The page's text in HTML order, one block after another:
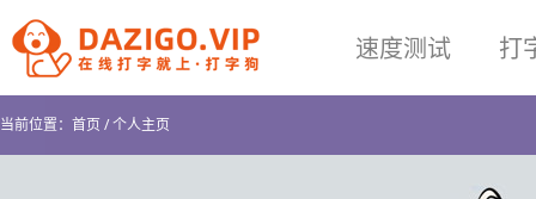
速度测试 打
当前位置： 首页/个人主页